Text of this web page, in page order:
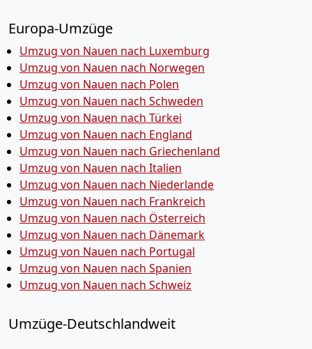
Europa-Umzüge
Umzug von Nauen nach Luxemburg
Umzug von Nauen nach Norwegen
Umzug von Nauen nach Polen
Umzug von Nauen nach Schweden
Umzug von Nauen nach Türkei
Umzug von Nauen nach England
Umzug von Nauen nach Griechenland
Umzug von Nauen nach Italien
Umzug von Nauen nach Niederlande
Umzug von Nauen nach Frankreich
Umzug von Nauen nach Österreich
Umzug von Nauen nach Dänemark
Umzug von Nauen nach Portugal
Umzug von Nauen nach Spanien
Umzug von Nauen nach Schweiz
Umzüge-Deutschlandweit